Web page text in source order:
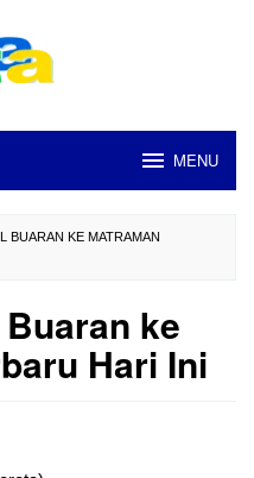
MENU
BUARAN KE MATRAMAN
ke
Hari Ini